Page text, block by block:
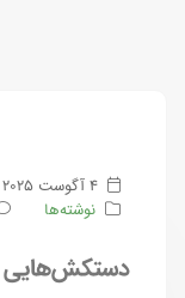
4 آگوست 2025
نوشته‌ها
دستکش‌هایی